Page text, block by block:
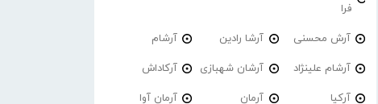
فرا
آرش محسنی آرشا رادین آرشام
آرشام علینژاد آرشان شهبازی آرکاداش
آرکیا آرمان آرمان آوا